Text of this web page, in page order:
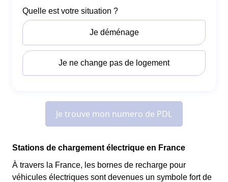
Stations de chargement électrique en France
À travers la France, les bornes de recharge pour
véhicules électriques sont devenues un symbole fort de